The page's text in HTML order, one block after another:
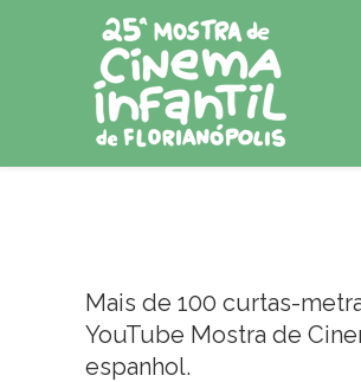
Mais de 100 curtas-
YouTube Mostra de
espanhol.